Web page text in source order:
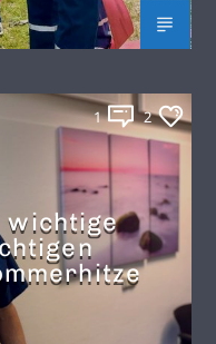
1 2
wichtige